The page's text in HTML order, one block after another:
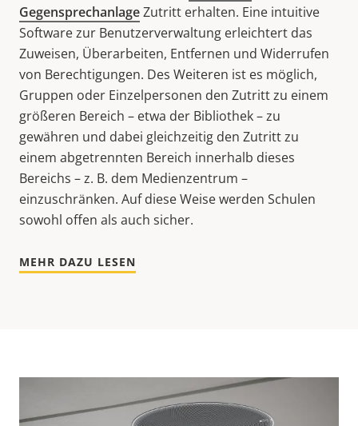
GegensprechanlageZutritt erhalten. Eine intuitive
Software zur Benutzerverwaltung erleichtert das
Zuweisen, Überarbeiten, Entfernen und Widerrufen
von Berechtigungen. Des Weiteren ist es möglich,
Gruppen oder Einzelpersonen den Zutritt zu einem
größeren Bereich – etwa der Bibliothek – zu
gewähren und dabei gleichzeitig den Zutritt zu
einem abgetrennten Bereich innerhalb dieses
Bereichs – z. B. dem Medienzentrum –
einzuschränken. Auf diese Weise werden Schulen
sowohl offen als auch sicher.
MEHR DAZU LESEN